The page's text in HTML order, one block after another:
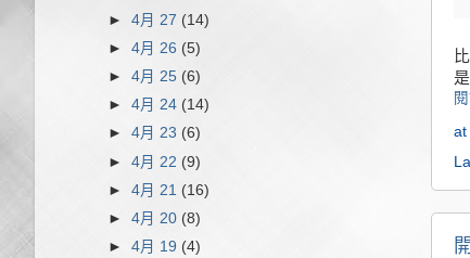
at
►4月 27 (14)
►4月 26 (5)
►4月 25 (6)
►4月 24 (14)
►4月 23 (6)
►4月 22(9)
►4月 21 (16)
►4月 20 (8)
►4月 19(4)